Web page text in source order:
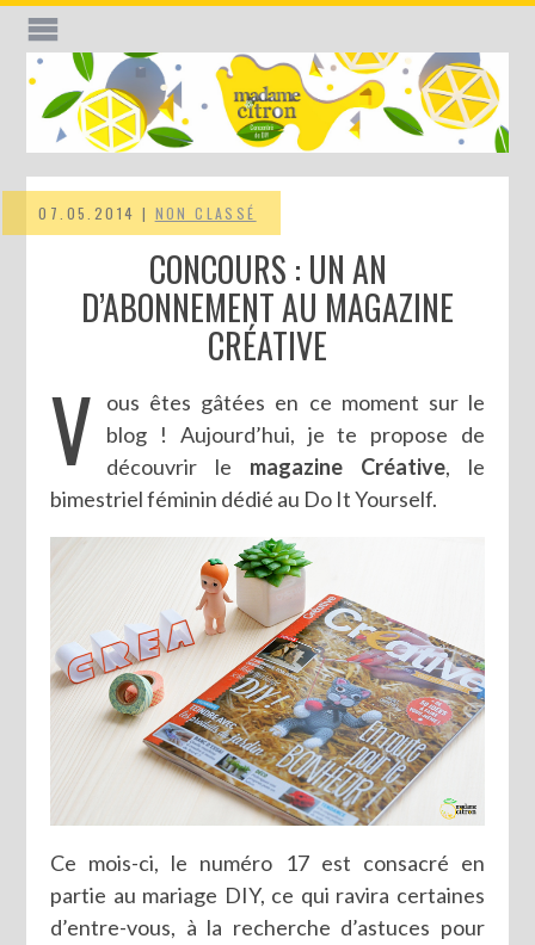
07.05.2014 | NON CLASSÉ
CONCOURS : UN AN
D’ABONNEMENT AU MAGAZINE
CRÉATIVE
V
ous êtes gâtées en ce moment sur le
blog ! Aujourd’hui, je te propose de
découvrir le magazine Créative, le
bimestriel féminin dédié au Do It Yourself.
Ce mois-ci, le numéro 17 est consacré en
partie au mariage DIY, ce qui ravira certaines
d’entre-vous, à la recherche d’astuces pour